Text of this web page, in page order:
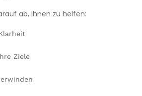
ab, Ihnen zu helfen:
Ziele